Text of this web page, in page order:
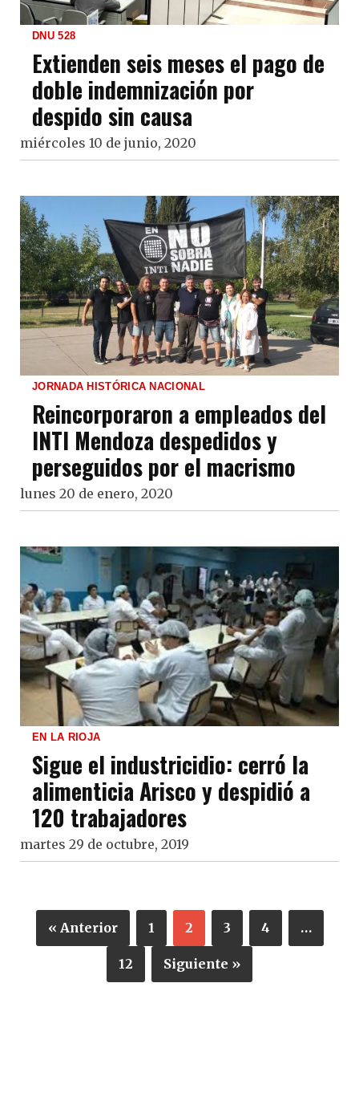
DNU 528
Extienden seis meses el pago de
doble indemnización por
despido sin causa
miércoles 10 de junio, 2020
JORNADA HISTÓRICA NACIONAL
Reincorporaron a empleados del
INTI Mendoza despedidos y
perseguidos por el macrismo
lunes 20 de enero, 2020
EN LA RIOJA
Sigue el industricidio: cerró la
alimenticia Arisco y despidió a
120 trabajadores
martes 29 de octubre, 2019
« Anterior 1 2 3 4 …
12 Siguiente »